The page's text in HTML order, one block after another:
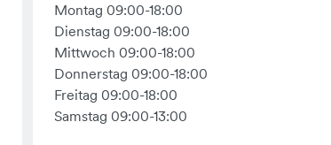
Montag 09:00-18:00
Dienstag 09:00-18:00
Mittwoch 09:00-18:00
Donnerstag 09:00-18:00
Freitag 09:00-18:00
Samstag 09:00-13:00